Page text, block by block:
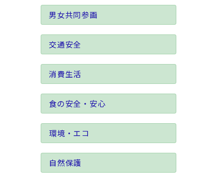
男女共同参画
交通安全
消費生活
食の安全・安心
環境・エコ
自然保護